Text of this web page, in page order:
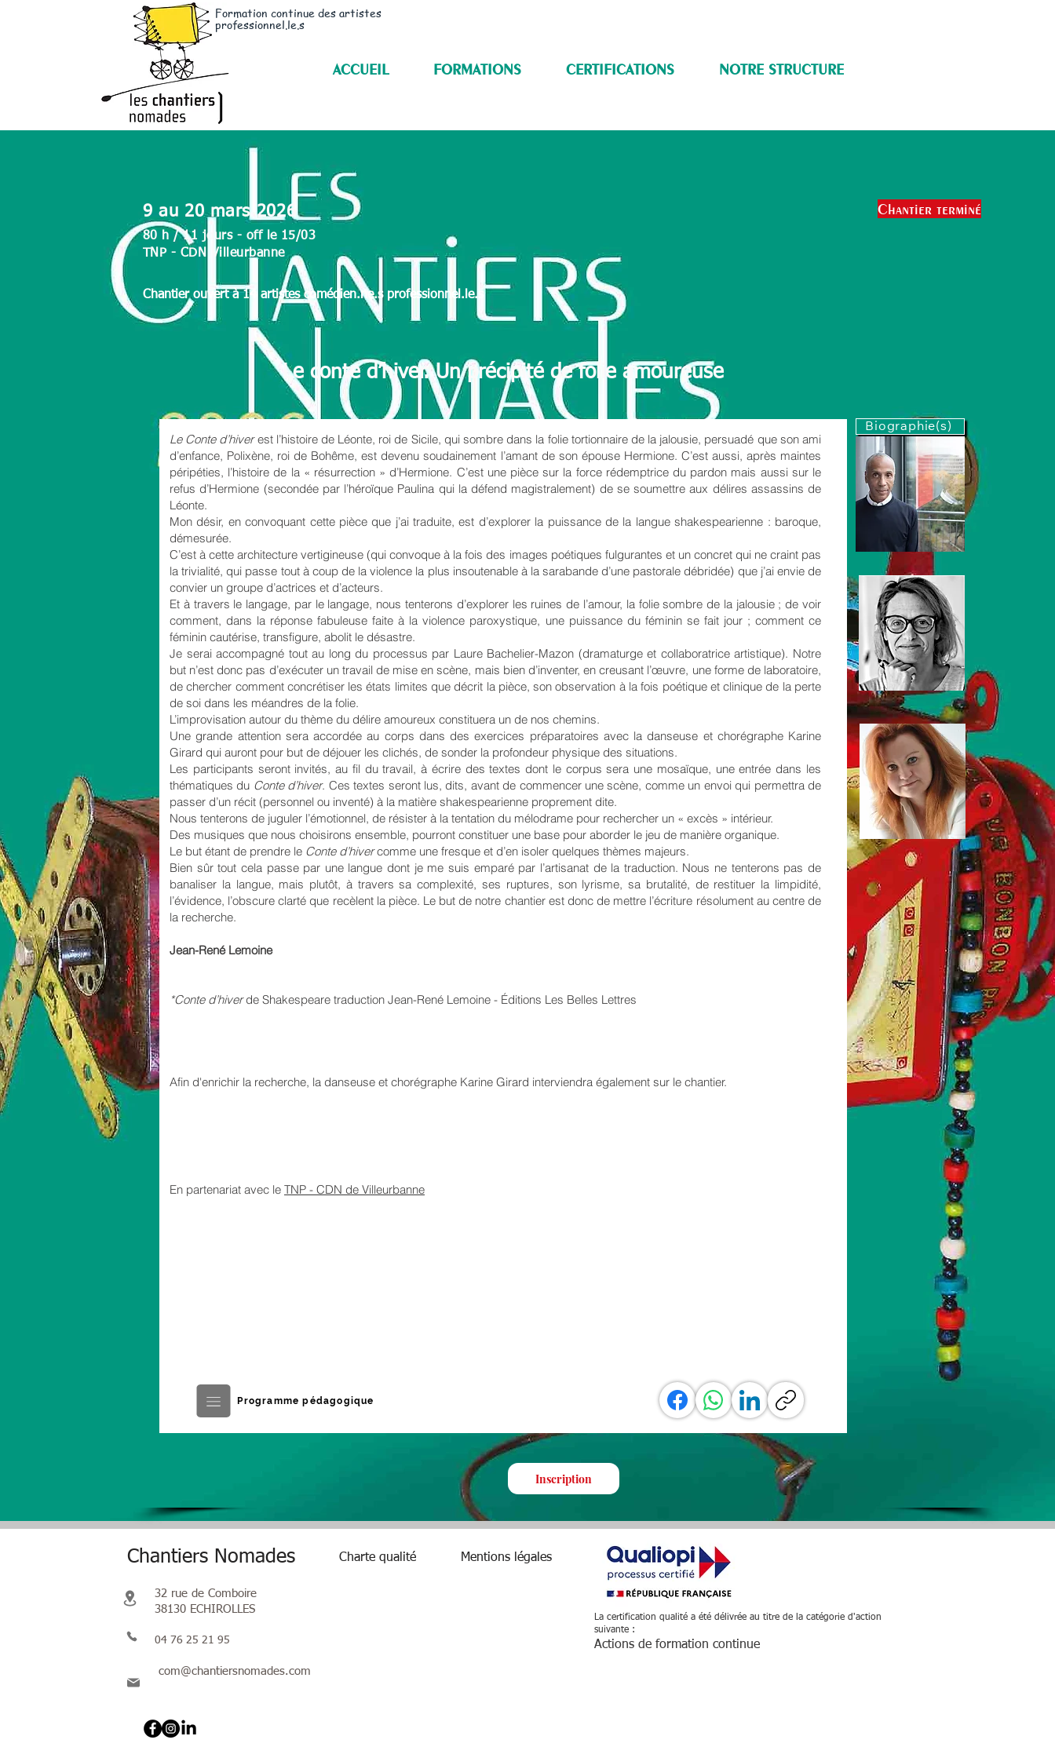
Formation continue des artistes
professionnel.le.s
ACCUEIL FORMATIONS CERTIFICATIONS NOTRE STRUCTURE
9 au 20 mars 2026
80 h / 11 jours - off le 15/03
TNP - CDN Villeurbanne
Chantier terminé
Chantier ouvert à 14 artistes comédien.ne.s professionnel.le.s
Le conte d’hiver. Un précipité de folie amoureuse
Le Conte d’hiverest l’histoire de Léonte, roi de Sicile, qui sombre dans la folie tortionnaire de la jalousie, persuadé que son ami
d’enfance, Polixène, roi de Bohême, est devenu soudainement l’amant de son épouse Hermione. C’est aussi, après maintes
péripéties, l’histoire de la « résurrection » d’Hermione. C’est une pièce sur la force rédemptrice du pardon mais aussi sur le
refus d’Hermione (secondée par l’héroïque Paulina qui la défend magistralement) de se soumettre aux délires assassins de
Léonte.
Mon désir, en convoquant cette pièce que j’ai traduite, est d’explorer la puissance de la langue shakespearienne : baroque,
démesurée.
C’est à cette architecture vertigineuse (qui convoque à la fois des images poétiques fulgurantes et un concret qui ne craint pas
la trivialité, qui passe tout à coup de la violence la plus insoutenable à la sarabande d’une pastorale débridée) que j’ai envie de
convier un groupe d’actrices et d’acteurs.
Et à travers le langage, par le langage, nous tenterons d’explorer les ruines de l’amour, la folie sombre de la jalousie ; de voir
comment, dans la réponse fabuleuse faite à la violence paroxystique, une puissance du féminin se fait jour ; comment ce
féminin cautérise, transfigure, abolit le désastre.
Je serai accompagné tout au long du processus par Laure Bachelier-Mazon (dramaturge et collaboratrice artistique). Notre
but n’est donc pas d’exécuter un travail de mise en scène, mais bien d’inventer, en creusant l’œuvre, une forme de laboratoire,
de chercher comment concrétiser les états limites que décrit la pièce, son observation à la fois poétique et clinique de la perte
de soi dans les méandres de la folie.
L’improvisation autour du thème du délire amoureux constituera un de nos chemins.
Une grande attention sera accordée au corps dans des exercices préparatoires avec la danseuse et chorégraphe Karine
Girard qui auront pour but de déjouer les clichés, de sonder la profondeur physique des situations.
Les participants seront invités, au fil du travail, à écrire des textes dont le corpus sera une mosaïque, une entrée dans les
thématiques du Conte d’hiver. Ces textes seront lus, dits, avant de commencer une scène, comme un envoi qui permettra de
passer d’un récit (personnel ou inventé) à la matière shakespearienne proprement dite.
Nous tenterons de juguler l’émotionnel, de résister à la tentation du mélodrame pour rechercher un « excès » intérieur.
Des musiques que nous choisirons ensemble, pourront constituer une base pour aborder le jeu de manière organique.
Le but étant de prendre le Conte d’hivercomme une fresque et d’en isoler quelques thèmes majeurs.
Bien sûr tout cela passe par une langue dont je me suis emparé par l’artisanat de la traduction. Nous ne tenterons pas de
banaliser la langue, mais plutôt, à travers sa complexité, ses ruptures, son lyrisme, sa brutalité, de restituer la limpidité,
l’évidence, l’obscure clarté que recèlent la pièce. Le but de notre chantier est donc de mettre l’écriture résolument au centre de
la recherche.
Jean-René Lemoine
*Conte d’hiverde Shakespeare traduction Jean-René Lemoine - Éditions Les Belles Lettres
Afin d'enrichir la recherche, la danseuse et chorégraphe Karine Girard interviendra également sur le chantier.
En partenariat avec le TNP - CDN de Villeurbanne
Programme pédagogique
Biographie(s)
Inscription
Chantiers Nomades
32 rue de Comboire
38130 ECHIROLLES
04 76 25 21 95
com@chantiersnomades.com
Charte qualité Mentions légales
La certification qualité a été délivrée au titre de la catégorie d'action
suivante :
Actions de formation continue